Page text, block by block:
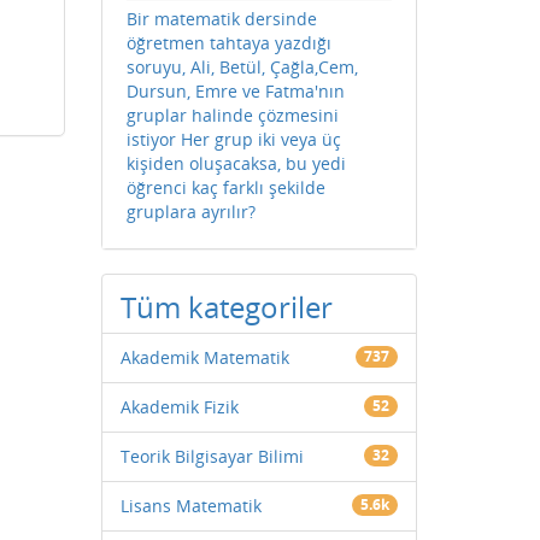
Bir matematik dersinde
öğretmen tahtaya yazdığı
soruyu, Ali, Betül, Çağla,Cem,
Dursun, Emre ve Fatma'nın
gruplar halinde çözmesini
istiyor Her grup iki veya üç
kişiden oluşacaksa, bu yedi
öğrenci kaç farklı şekilde
gruplara ayrılır?
Tüm kategoriler
Akademik Matematik 737
Akademik Fizik 52
Teorik Bilgisayar Bilimi 32
Lisans Matematik 5.6k